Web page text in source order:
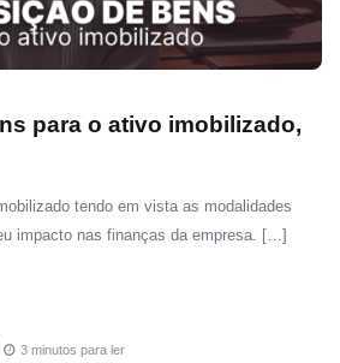
para o ativo imobilizado,
tendo em vista as modalidades
impacto nas finanças da empresa. […]
3 minutos para ler